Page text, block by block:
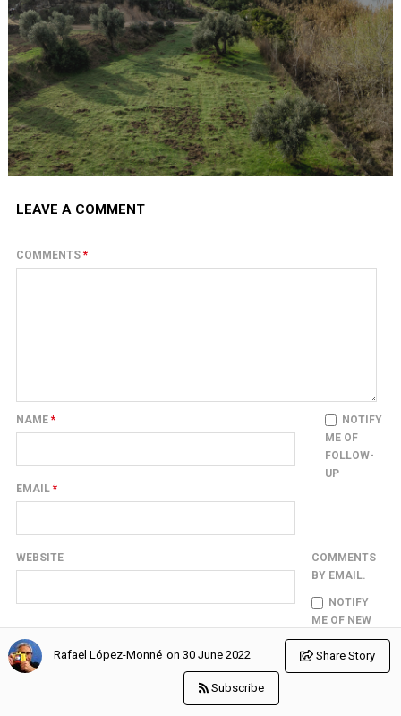
Rafael López-Monné on 30 June 2022 Share Story
Subscribe
LEAVE A COMMENT
COMMENTS *
NAME *
EMAIL *
WEBSITE
NOTIFY
ME OF
FOLLOW-
UP
COMMENTS
BY EMAIL.
NOTIFY
ME OF NEW
POSTS BY EMAIL.